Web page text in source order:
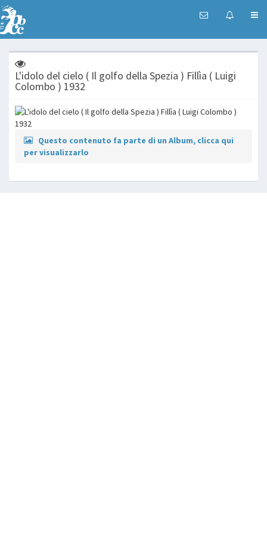
L'idolo del cielo ( Il golfo della Spezia ) Fillìa ( Luigi
Colombo ) 1932
Questo contenuto fa parte di un Album, clicca qui
per visualizzarlo